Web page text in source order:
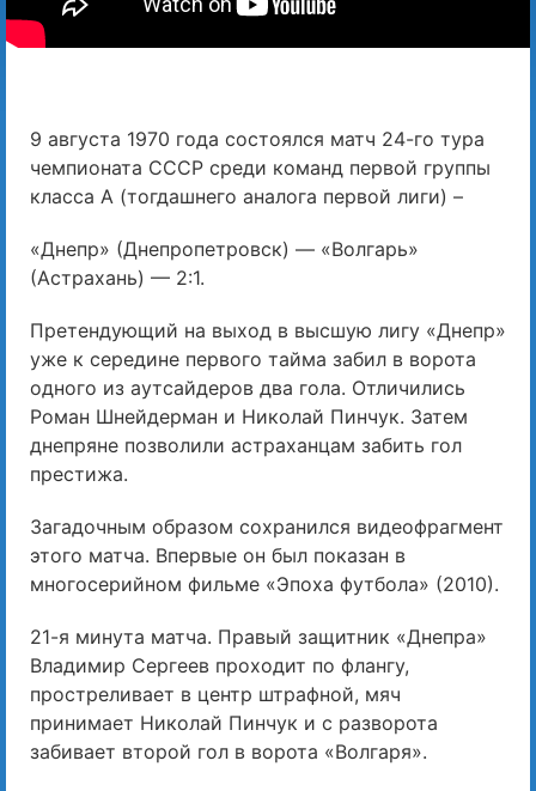
9 августа 1970 года состоялся матч 24-го тура
чемпионата СССР среди команд первой группы
класса А (тогдашнего аналога первой лиги) –
«Днепр» (Днепропетровск) — «Волгарь»
(Астрахань) — 2:1.
Претендующий на выход в высшую лигу «Днепр»
уже к середине первого тайма забил в ворота
одного из аутсайдеров два гола. Отличились
Роман Шнейдерман и Николай Пинчук. Затем
днепряне позволили астраханцам забить гол
престижа.
Загадочным образом сохранился видеофрагмент
этого матча. Впервые он был показан в
многосерийном фильме «Эпоха футбола» (2010).
21-я минута матча. Правый защитник «Днепра»
Владимир Сергеев проходит по флангу,
простреливает в центр штрафной, мяч
принимает Николай Пинчук и с разворота
забивает второй гол в ворота «Волгаря».